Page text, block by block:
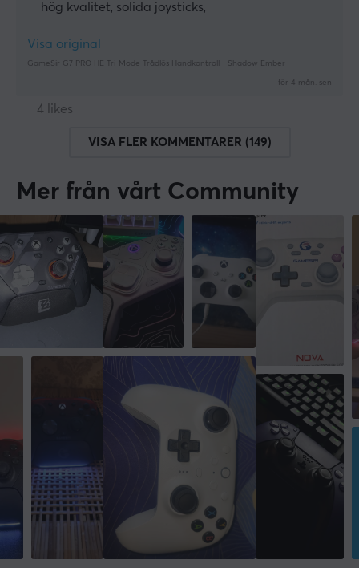
hög kvalitet, solida joysticks,
Visa original
GameSir G7 PRO HE Tri-Mode Trådlös Handkontroll - Shadow Ember
för 4 mån. sen
4 likes
VISA FLER KOMMENTARER (149)
Mer från vårt Community